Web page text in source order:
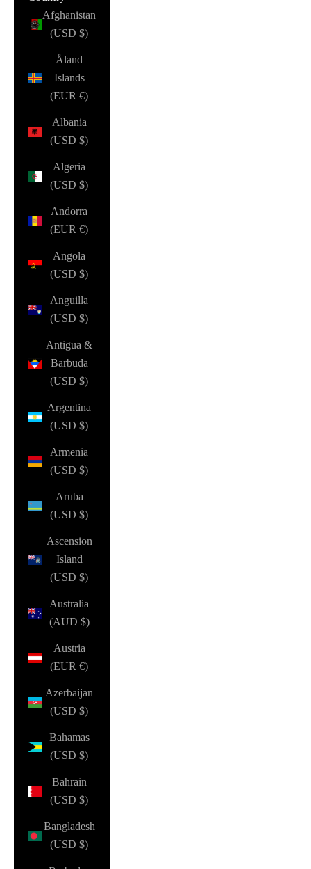
Afghanistan
(USD $)
Åland
Islands
(EUR €)
Albania
(USD $)
Algeria
(USD $)
Andorra
(EUR €)
Angola
(USD $)
Anguilla
(USD $)
Antigua &
Barbuda
(USD $)
Argentina
(USD $)
Armenia
(USD $)
Aruba
(USD $)
Ascension
Island
(USD $)
Australia
(AUD $)
Austria
(EUR €)
Azerbaijan
(USD $)
Bahamas
(USD $)
Bahrain
(USD $)
Bangladesh
(USD $)